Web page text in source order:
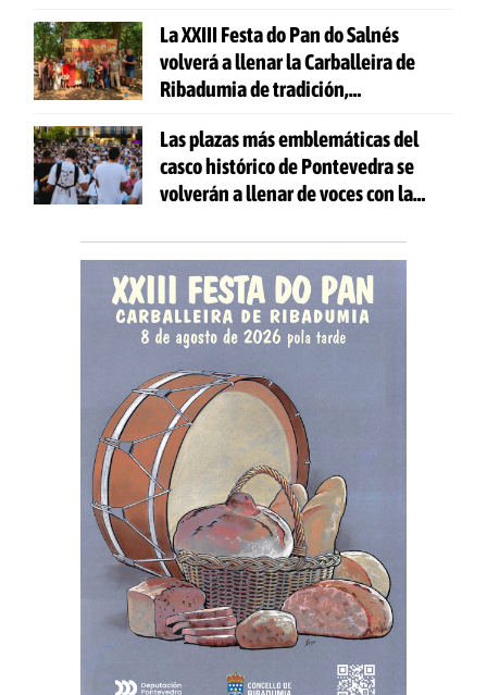
La XXIII Festa do Pan do Salnés
volverá a llenar la Carballeira de
Ribadumia de tradición,
todas las edades
Las plazas más emblemáticas del
casco histórico de Pontevedra se
volverán a llenar de voces con la